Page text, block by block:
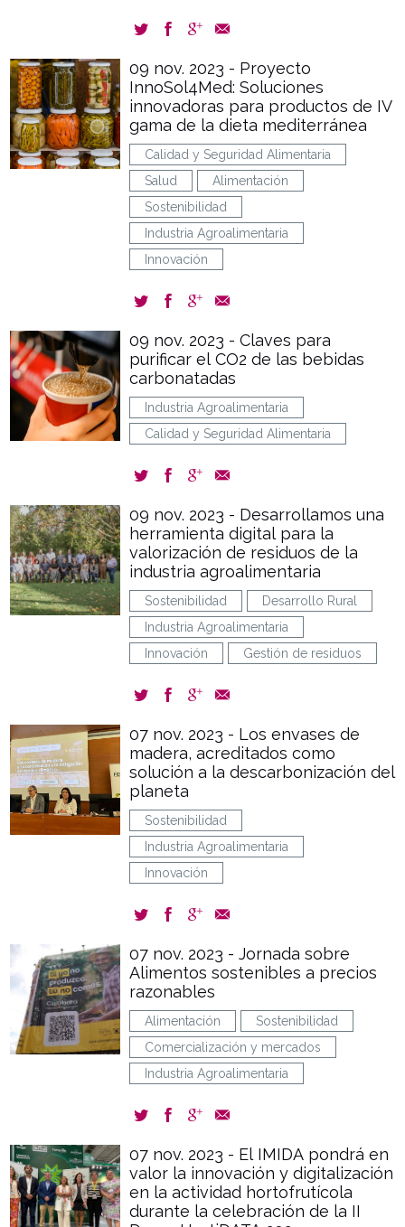
09 nov. 2023 - Proyecto
InnoSol4Med: Soluciones
innovadoras para productos de IV
gama de la dieta mediterránea
Calidad y Seguridad Alimentaria
Salud
Alimentación
Sostenibilidad
Industria Agroalimentaria
Innovación
09 nov. 2023 - Claves para
purificar el CO2 de las bebidas
carbonatadas
Industria Agroalimentaria
Calidad y Seguridad Alimentaria
09 nov. 2023 - Desarrollamos una
herramienta digital para la
valorización de residuos de la
industria agroalimentaria
Sostenibilidad
Desarrollo Rural
Industria Agroalimentaria
Innovación
Gestión de residuos
07 nov. 2023 - Los envases de
madera, acreditados como
solución a la descarbonización del
planeta
Sostenibilidad
Industria Agroalimentaria
Innovación
07 nov. 2023 - Jornada sobre
Alimentos sostenibles a precios
razonables
Alimentación
Sostenibilidad
Comercialización y mercados
Industria Agroalimentaria
07 nov. 2023 - El IMIDA pondrá en
valor la innovación y digitalización
en la actividad hortofrutícola
durante la celebración de la II